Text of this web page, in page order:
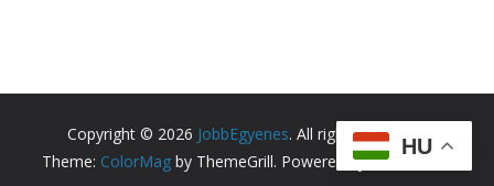
Copyright © 2026 JobbEgyenes. All rights reserved.
Theme: ColorMag by ThemeGrill. Powered byWordPress
HU